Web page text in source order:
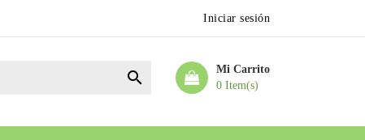
Iniciar sesión
Mi Carrito
0 Item(s)
